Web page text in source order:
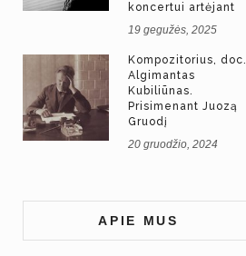
koncertui artėjant
19 gegužės, 2025
Kompozitorius, doc.
Algimantas
Kubiliūnas.
Prisimenant Juozą
Gruodį
20 gruodžio, 2024
APIE MUS